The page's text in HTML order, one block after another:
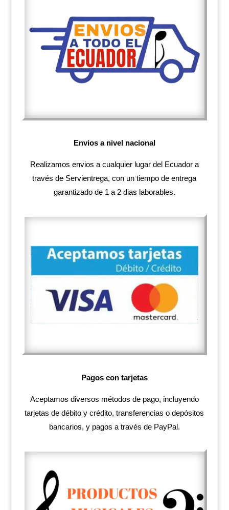
Envios a nivel nacional
Realizamos envios a cualquier lugar del Ecuador a
través de Servientrega, con un tiempo de entrega
garantizado de 1 a 2 dias laborables.
Pagos con tarjetas
Aceptamos diversos métodos de pago, incluyendo
tarjetas de débito y crédito, transferencias o depósitos
bancarios, y pagos a través de PayPal.